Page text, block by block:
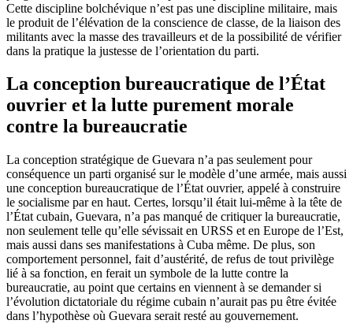
Cette discipline bolchévique n’est pas une discipline militaire, mais
le produit de l’élévation de la conscience de classe, de la liaison des
militants avec la masse des travailleurs et de la possibilité de vérifier
dans la pratique la justesse de l’orientation du parti.
La conception bureaucratique de l’État
ouvrier et la lutte purement morale
contre la bureaucratie
La conception stratégique de Guevara n’a pas seulement pour
conséquence un parti organisé sur le modèle d’une armée, mais aussi
une conception bureaucratique de l’État ouvrier, appelé à construire
le socialisme par en haut. Certes, lorsqu’il était lui-même à la tête de
l’État cubain, Guevara, n’a pas manqué de critiquer la bureaucratie,
non seulement telle qu’elle sévissait en URSS et en Europe de l’Est,
mais aussi dans ses manifestations à Cuba même. De plus, son
comportement personnel, fait d’austérité, de refus de tout privilège
lié à sa fonction, en ferait un symbole de la lutte contre la
bureaucratie, au point que certains en viennent à se demander si
l’évolution dictatoriale du régime cubain n’aurait pas pu être évitée
dans l’hypothèse où Guevara serait resté au gouvernement.